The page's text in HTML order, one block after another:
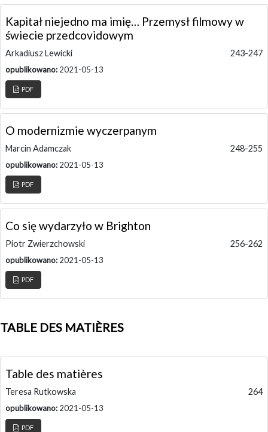
Kapitał niejedno ma imię… Przemysł filmowy w
świecie przedcovidowym
Arkadiusz Lewicki 243-247
opublikowano: 2021-05-13
PDF
O modernizmie wyczerpanym
Marcin Adamczak 248-255
opublikowano: 2021-05-13
PDF
Co się wydarzyło w Brighton
Piotr Zwierzchowski 256-262
opublikowano: 2021-05-13
PDF
TABLE DES MATIÈRES
Table des matières
Teresa Rutkowska 264
opublikowano: 2021-05-13
PDF